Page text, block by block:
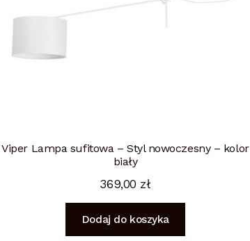
Viper Lampa sufitowa – Styl nowoczesny – kolor
biały
369,00 zł
Dodaj do koszyka